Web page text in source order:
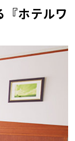
ホテルワ